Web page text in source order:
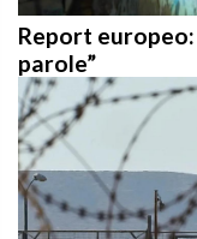
Report europeo:
parole”